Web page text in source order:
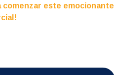
comenzar este emocionante